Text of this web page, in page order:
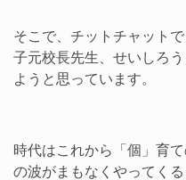
そこで、チットチャット
子元校長先生、せいしろ
ようと思っています。
時代はこれから「個」育
の波がまもなくやってく